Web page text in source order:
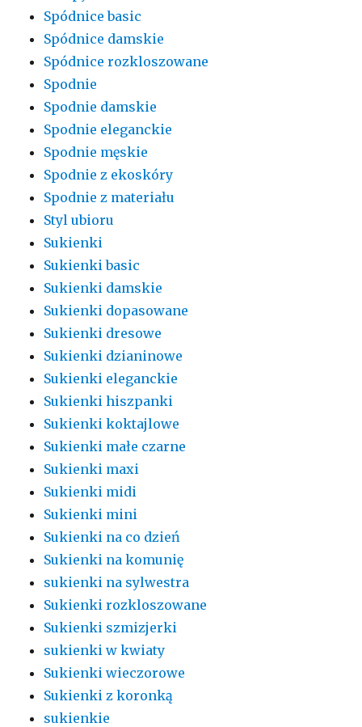
Spódnice basic
Spódnice damskie
Spódnice rozkloszowane
Spodnie
Spodnie damskie
Spodnie eleganckie
Spodnie męskie
Spodnie z ekoskóry
Spodnie z materiału
Styl ubioru
Sukienki
Sukienki basic
Sukienki damskie
Sukienki dopasowane
Sukienki dresowe
Sukienki dzianinowe
Sukienki eleganckie
Sukienki hiszpanki
Sukienki koktajlowe
Sukienki małe czarne
Sukienki maxi
Sukienki midi
Sukienki mini
Sukienki na co dzień
Sukienki na komunię
sukienki na sylwestra
Sukienki rozkloszowane
Sukienki szmizjerki
sukienki w kwiaty
Sukienki wieczorowe
Sukienki z koronką
sukienkie